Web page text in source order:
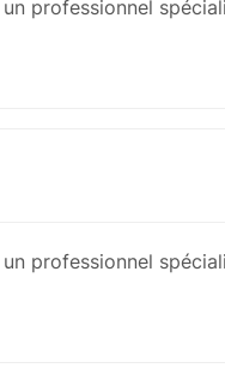
professionnel
professionnel